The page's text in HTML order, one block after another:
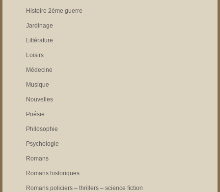
Histoire 2ème guerre
Jardinage
Littérature
Loisirs
Médecine
Musique
Nouvelles
Poésie
Philosophie
Psychologie
Romans
Romans historiques
Romans policiers – thrillers – science fiction